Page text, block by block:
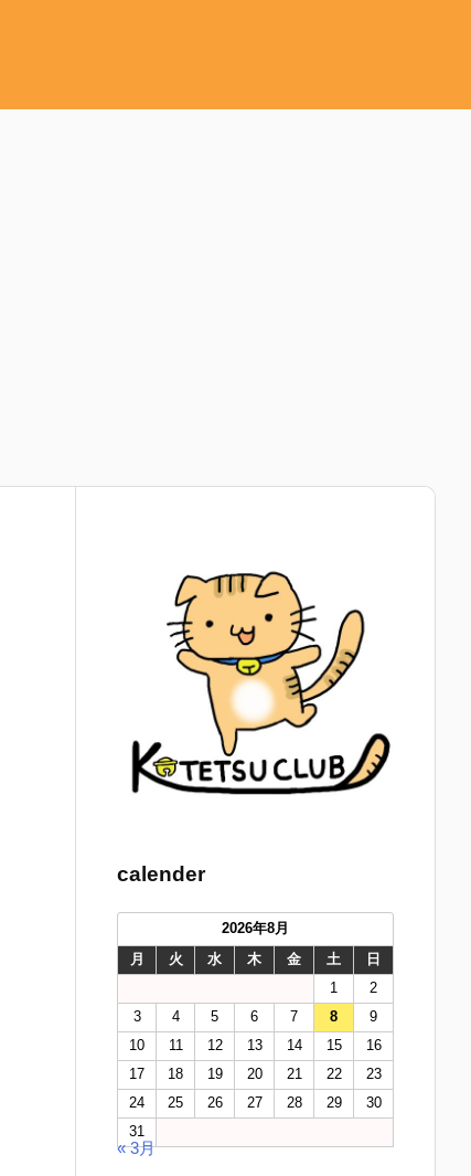
calender
2026年8月
月
火 水 木 金 土
日
1
2
3
4 5 6 7 8
9
10
11 12 13 14 15
16
17
18 19 20 21 22
23
24
25 26 27 28 29
30
31
« 3月